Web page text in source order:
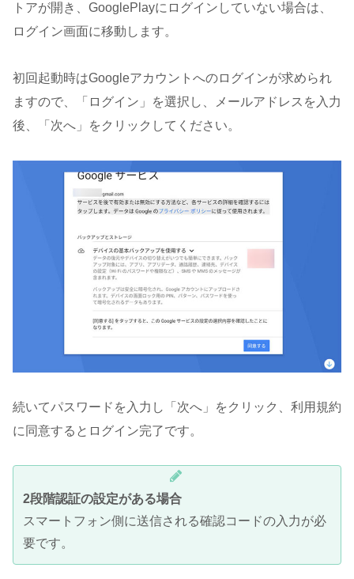
トアが開き、GooglePlayにログインしていない場合は、
ログイン画面に移動します。
初回起動時はGoogleアカウントへのログインが求められ
ますので、「ログイン」を選択し、メールアドレスを入力
後、「次へ」をクリックしてください。
続いてパスワードを入力し「次へ」をクリック、利用規約
に同意するとログイン完了です。
2段階認証の設定がある場合
スマートフォン側に送信される確認コードの入力が必
要です。